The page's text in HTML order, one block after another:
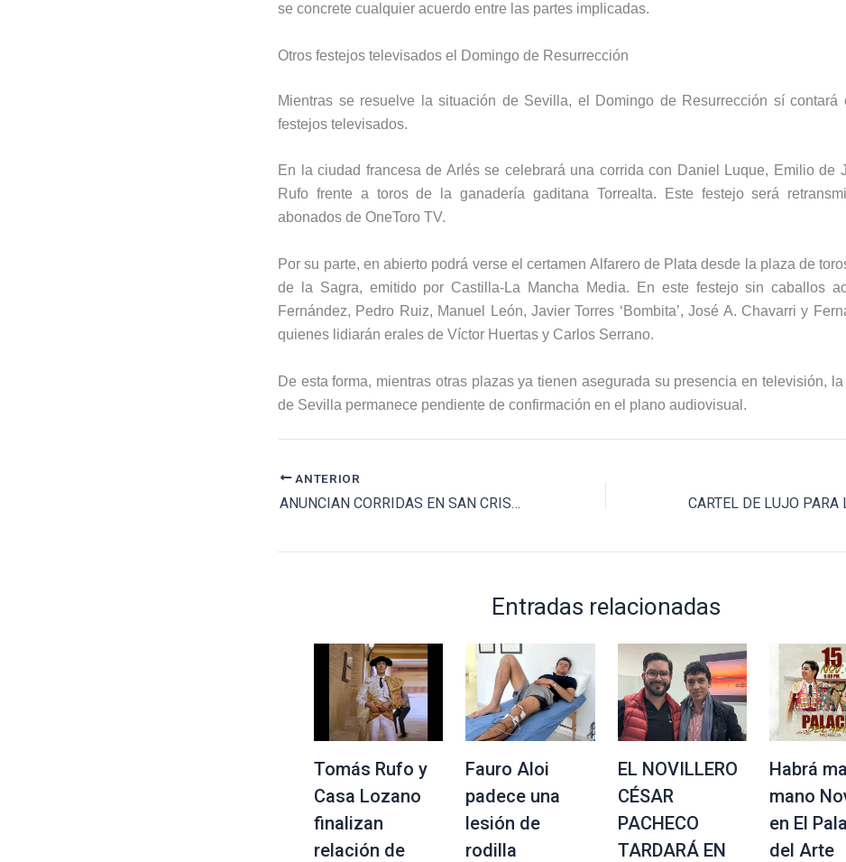
se concrete cualquier acuerdo entre las partes implicadas.
Otros festejos televisados el Domingo de Resurrección
Mientras se resuelve la situación de Sevilla, el Domingo de Resurrección sí contará
festejos televisados.
En la ciudad francesa de Arlésse celebrará una corrida con Daniel Luque, Emilio de
Rufo frente a toros de la ganadería gaditana Torrealta. Este festejo será
abonados de OneToro TV.
Por su parte, en abierto podrá verse el certamen Alfarero de Plata desde la plaza de
de la Sagra, emitido por Castilla-La Mancha Media. En este festejo sin caballos
Fernández, Pedro Ruiz, Manuel León, Javier Torres ‘Bombita’,José A. Chavarri y
quienes lidiarán erales de Víctor Huertas y Carlos Serrano.
De esta forma, mientras otras plazas ya tienen asegurada su presencia en televisión,
de Sevilla permanece pendiente de confirmación en el plano audiovisual.
ANTERIOR
ANUNCIAN CORRIDAS EN SAN CRISTÓBAL DE LAS CASAS
Entradas relacionadas
Tomás Rufo y
Casa Lozano
finalizan
relación de
Fauro Aloi
padece una
lesión de
rodilla
EL NOVILLERO
CÉSAR
PACHECO
TARDARÁ EN
Habrá
mano
en El
del Arte